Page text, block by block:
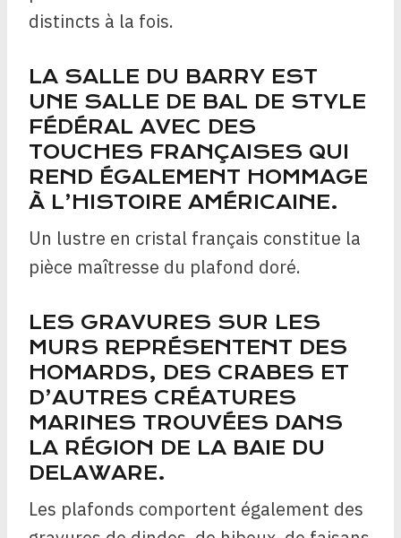
distincts à la fois.
LA SALLE DU BARRY EST
UNE SALLE DE BAL DE STYLE
FÉDÉRAL AVEC DES
TOUCHES FRANÇAISES QUI
REND ÉGALEMENT HOMMAGE
À L’HISTOIRE AMÉRICAINE.
Un lustre en cristal français constitue la
pièce maîtresse du plafond doré.
LES GRAVURES SUR LES
MURS REPRÉSENTENT DES
HOMARDS, DES CRABES ET
D’AUTRES CRÉATURES
MARINES TROUVÉES DANS
LA RÉGION DE LA BAIE DU
DELAWARE.
Les plafonds comportent également des